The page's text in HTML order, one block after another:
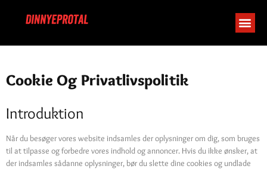
Cookie Og
Privatlivspolitik
Cookie Og Privatlivspolitik
Introduktion
Når du besøger vores website indsamles der oplysninger om dig, som bruges
til at tilpasse og forbedre vores indhold og annoncer. Hvis du ikke ønsker, at
der indsamles sådanne oplysninger, bør du slette dine cookies og undlade